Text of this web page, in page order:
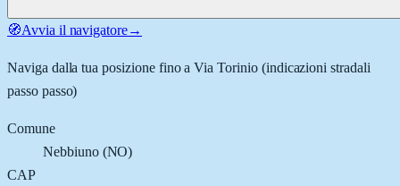
🧭Avvia il navigatore→
Naviga dalla tua posizione fino aVia Torinio(indicazioni stradali
passo passo)
Comune
Nebbiuno(NO)
CAP